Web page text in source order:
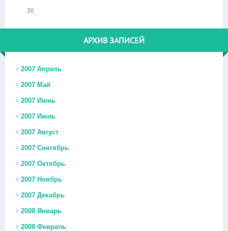
30
АРХИВ ЗАПИСЕЙ
2007 Апрель
2007 Май
2007 Июнь
2007 Июль
2007 Август
2007 Сентябрь
2007 Октябрь
2007 Ноябрь
2007 Декабрь
2008 Январь
2008 Февраль